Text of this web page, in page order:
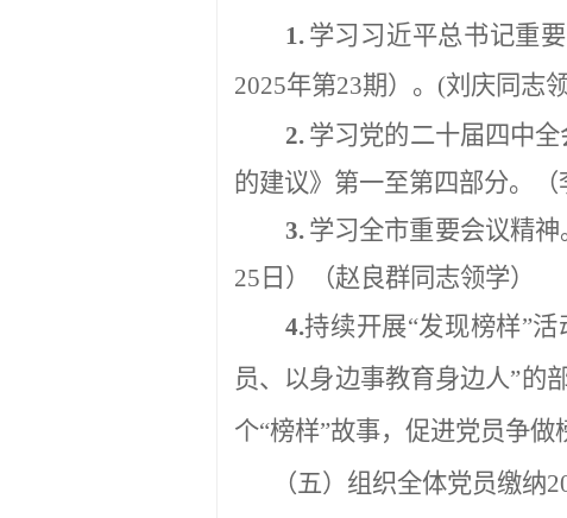
1. 学习习近平总书记重要
2025年第23期）。 (刘庆同志
2. 学习党的二十届四中全
的建议》第一至第四部分。
3. 学习全市重要会议精神
25 日 ）
（赵良群同志领学）
4.持续开展“发现榜样”活
员、以身边事教育身边人”的
个“榜样”故事，促进党员争做
（五）组织全体党员缴纳